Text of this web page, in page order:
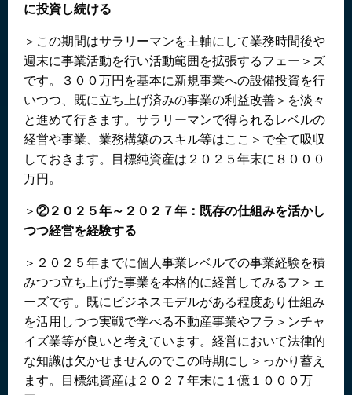
に投資し続ける
＞この期間はサラリーマンを主軸にして業務時間後や
週末に事業活動を行い活動範囲を拡張するフェー＞ズ
です。３００万円を基本に新規事業への設備投資を行
いつつ、既に立ち上げ済みの事業の利益改善＞を淡々
と進めて行きます。サラリーマンで得られるレベルの
経営や事業、業務構築のスキル等はここ＞で全て吸収
しておきます。目標純資産は２０２５年末に８０００
万円。
＞ ②２０２５年～２０２７年：既存の仕組みを活かし
つつ経営を経験する
＞２０２５年までに個人事業レベルでの事業経験を積
みつつ立ち上げた事業を本格的に経営してみるフ＞ェ
ーズです。既にビジネスモデルがある程度あり仕組み
を活用しつつ実戦で学べる不動産事業やフラ＞ンチャ
イズ業等が良いと考えています。経営において法律的
な知識は欠かせませんのでこの時期にし＞っかり蓄え
ます。目標純資産は２０２７年末に１億１０００万